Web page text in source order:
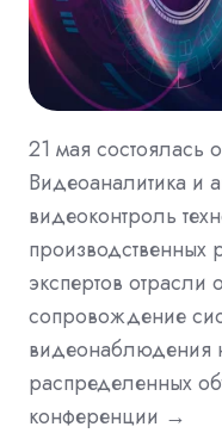
21 мая состоялась
Видеоаналитика и
видеоконтроль
производственных
экспертов отрасли
сопровождение
видеонаблюдения
распределенных
конференции →